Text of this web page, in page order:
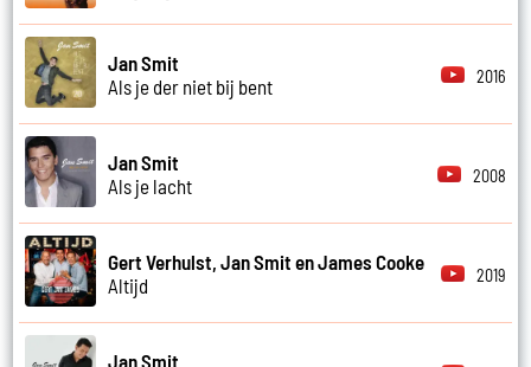
Jan Smit
Als je der niet bij bent
2016
Jan Smit
Als je lacht
2008
Gert Verhulst, Jan Smit en James Cooke
Altijd
2019
Jan Smit